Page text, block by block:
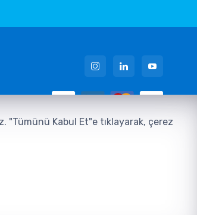
Kabul Et"e tıklayarak, çerez